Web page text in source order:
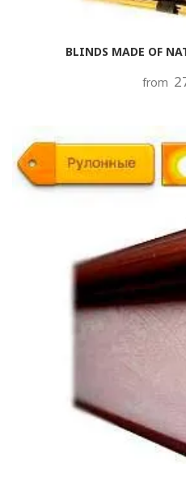
BLINDS MADE OF
from